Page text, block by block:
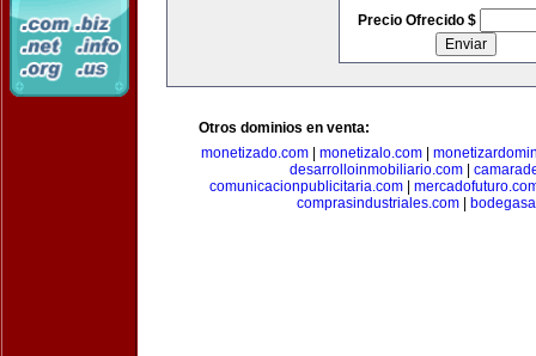
Precio Ofrecido $
Otros dominios en venta:
monetizado.com
monetizalo.com
desarrolloinmobiliario.com
comunicacionpublicitaria.com|
comprasindustriales.com|